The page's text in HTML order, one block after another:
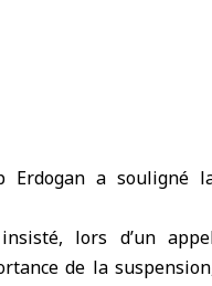
Erdogan a souligné
lors d’un
de la